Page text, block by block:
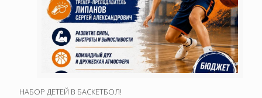
НАБОР ДЕТЕЙ В БАСКЕТБОЛ!